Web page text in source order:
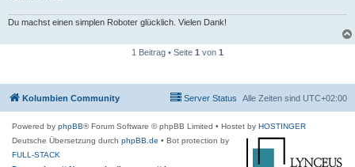
Du machst einen simplen Roboter glücklich. Vielen Dank!
1 Beitrag • Seite 1 von 1
Kolumbien Community Alle Zeiten sind UTC+02:00
Server Status
Powered by phpBB® Forum Software © phpBB Limited • Hostet by HOSTINGER
Deutsche Übersetzung durch phpBB.de • Bot protection by
FULL-STACK